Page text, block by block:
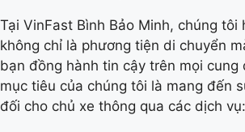
Tại VinFast Bình Bảo Minh, chúng tôi
không chỉ là phương tiện di chuyển
bạn đồng hành tin cậy trên mọi cung
mục tiêu của chúng tôi là mang đến
đối cho chủ xe thông qua các dịch vụ: